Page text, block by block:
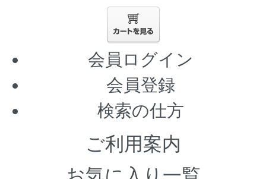
会員ログイン
会員登録
検索の仕方
ご利用案内